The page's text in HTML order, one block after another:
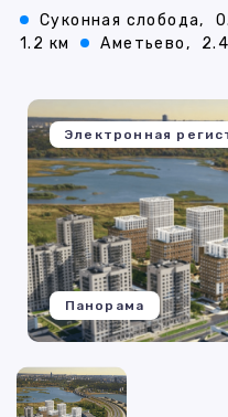
Суконная слобода,
1.2 км
Аметьево,
Электронная
Панорама